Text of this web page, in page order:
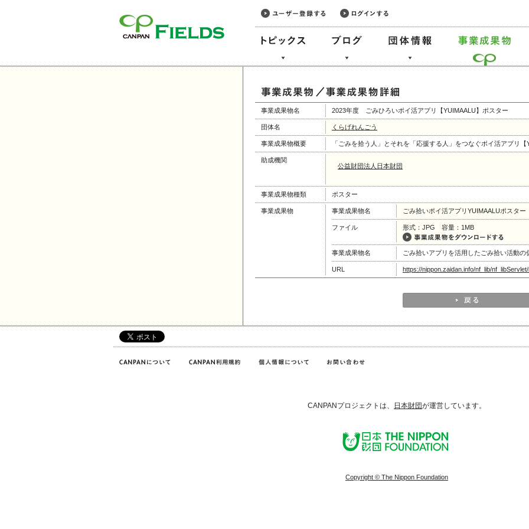
事業成果物名 2023年度 ごみひろいポイ活アプリ【YUIMAALU】ポスター
団体名 くらげれんごう
事業成果物概要 「ごみを拾う人」とそれを「応援する人」をつなぐポイ活アプリ
助成機関
公益財団法人日本財団
事業成果物種類 ポスター
事業成果物 事業成果物名 ごみ拾いポイ活アプリYUIMAALUポスター
ファイル 形式：JPG 容量：1MB
事業成果物名 ごみ拾いアプリを活用したごみ拾い活動の
URL https://nippon.zaidan.info/nf_lib/
CANPANプロジェクトは、 日本財団が運営しています。
Copyright © The Nippon Foundation